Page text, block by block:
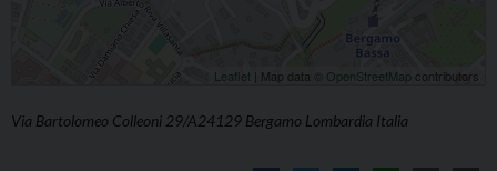
Leaflet | Map data © OpenStreetMap contributors
Via Bartolomeo Colleoni 29/A24129 Bergamo Lombardia Italia